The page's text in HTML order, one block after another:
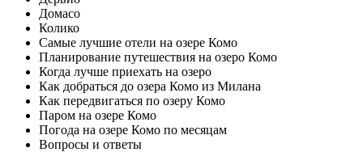
Домасо
Колико
Самые лучшие отели на озере Комо
Планирование путешествия на озеро Комо
Когда лучше приехать на озеро
Как добраться до озера Комо из Милана
Как передвигаться по озеру Комо
Паром на озере Комо
Погода на озере Комо по месяцам
Вопросы и ответы